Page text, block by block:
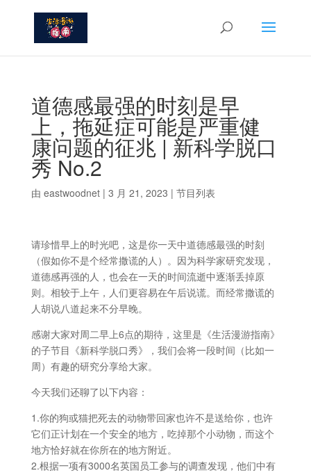
道德感最强的时刻是早
上，拖延症可能是严重健
康问题的征兆 | 新科学脱口
秀 No.2
由 eastwoodnet| 3 月 21, 2023 | 节目列表
请珍惜早上的时光吧，这是你一天中道德感最强的时刻
（假如你不是个经常撒谎的人）。因为科学家研究发现，
道德感再强的人，也会在一天的时间流逝中逐渐丢掉原
则。相较于上午，人们更容易在午后说谎。而经常撒谎的
人胡说八道起来不分早晚。
感谢大家对周二早上6点的期待，这里是《生活漫游指南》
的子节目《新科学脱口秀》，我们会将一段时间（比如一
周）有趣的研究分享给大家。
今天我们还聊了以下内容：
1.你的狗或猫把死去的动物带回家也许不是送给你，也许
它们正计划在一个安全的地方，吃掉那个小动物，而这个
地方恰好就在你所在的地方附近。
2.根据一项有3000名英国员工参与的调查发现，他们中有